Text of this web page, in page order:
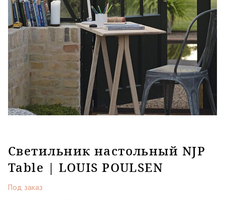
Светильник настольный NJP
Table | LOUIS POULSEN
Под заказ